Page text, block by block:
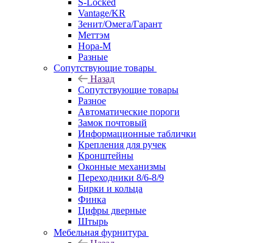
Vantage/KR
Зенит/Омега/Гарант
Меттэм
Нора-М
Разные
Сопутствующие товары
Назад
Сопутствующие товары
Разное
Автоматические пороги
Замок почтовый
Информационные таблички
Крепления для ручек
Кронштейны
Оконные механизмы
Переходники 8/6-8/9
Бирки и кольца
Финка
Цифры дверные
Штырь
Мебельная фурнитура